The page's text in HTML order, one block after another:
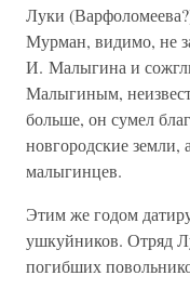
Луки
Мурман, видимо, не
И. Малыгина и
Малыгиным,
больше, он сумел
новгородские земли,
малыгинцев.
Этим же годом
ушкуйников. Отряд
погибших